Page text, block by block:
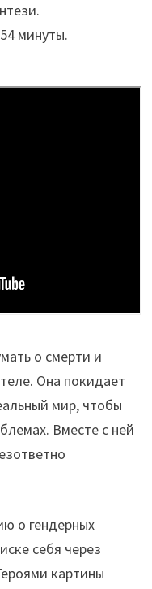
минуты.
о смерти и
Она покидает
мир, чтобы
Вместе с ней
о гендерных
себя через
картины